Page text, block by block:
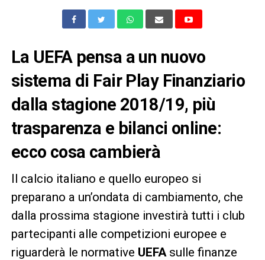
La UEFA pensa a un nuovo
sistema di Fair Play Finanziario
dalla stagione 2018/19, più
trasparenza e bilanci online:
ecco cosa cambierà
Il calcio italiano e quello europeo si
preparano a un’ondata di cambiamento, che
dalla prossima stagione investirà tutti i club
partecipanti alle competizioni europee e
riguarderà le normative UEFAsulle finanze